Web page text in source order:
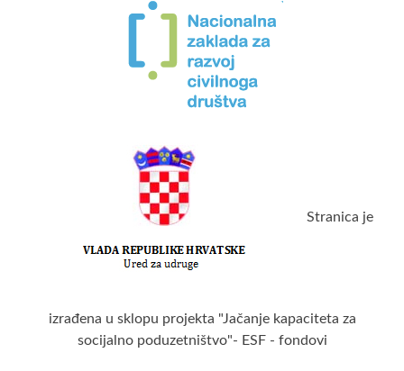
Stranica je
izrađena u sklopu projekta "Jačanje kapaciteta za
socijalno poduzetništvo"- ESF - fondovi